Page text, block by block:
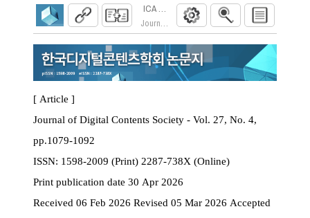
ICA 기반 상관 그래프-시계열 융합을 통
Journal of Digital Contents Society. 2026;
[ Article ]
Journal of Digital Contents Society - Vol. 27, No. 4,
pp.1079-1092
ISSN:
1598-2009 (Print) 2287-738X (Online)
Print publication date 30 Apr 2026
Received 06 Feb 2026 Revised 05 Mar 2026 Accepted